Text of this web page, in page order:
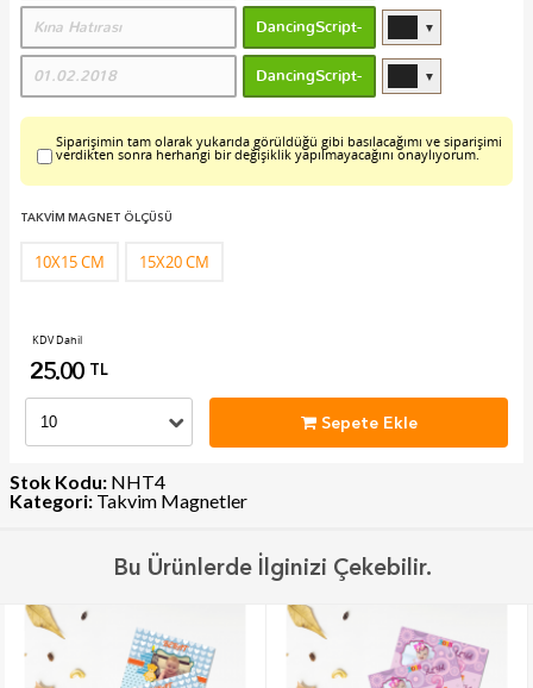
▼
▼
Siparişimin tam olarak yukarıda görüldüğü gibi basılacağımı ve siparişimi
verdikten sonra herhangi bir değişiklik yapılmayacağını onaylıyorum.
TAKVİM MAGNET ÖLÇÜSÜ
10X15 CM 15X20 CM
KDV Dahil
25.00 TL
Sepete Ekle
Stok Kodu: NHT4
Kategori: Takvim Magnetler
Bu Ürünlerde İlginizi Çekebilir.